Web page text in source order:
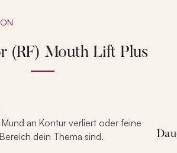
(RF) Mouth Lift Plus
an Kontur verliert oder feine
dein Thema sind.